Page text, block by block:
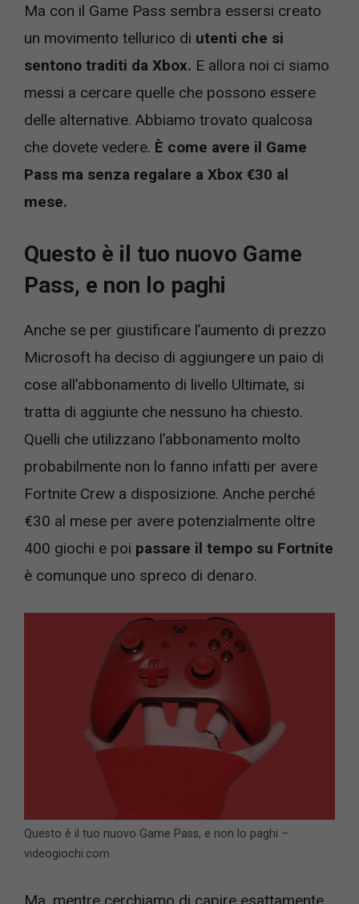
Ma con il Game Pass sembra essersi creato
un movimento tellurico di utenti che si
sentono traditi da Xbox. E allora noi ci siamo
messi a cercare quelle che possono essere
delle alternative. Abbiamo trovato qualcosa
che dovete vedere. È come avere il Game
Pass ma senza regalare a Xbox €30 al
mese.
Questo è il tuo nuovo Game
Pass, e non lo paghi
Anche se per giustificare l’aumento di prezzo
Microsoft ha deciso di aggiungere un paio di
cose all’abbonamento di livello Ultimate, si
tratta di aggiunte che nessuno ha chiesto.
Quelli che utilizzano l’abbonamento molto
probabilmente non lo fanno infatti per avere
Fortnite Crew a disposizione. Anche perché
€30 al mese per avere potenzialmente oltre
400 giochi e poi passare il tempo su Fortnite
è comunque uno spreco di denaro.
Questo è il tuo nuovo Game Pass, e non lo paghi –
videogiochi.com
Ma, mentre cerchiamo di capire esattamente